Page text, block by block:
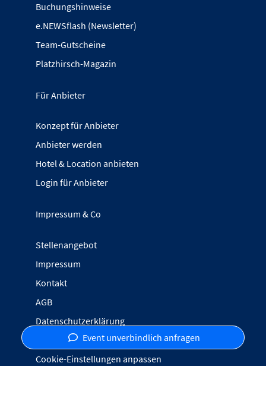
Event unverbindlich anfragen
Buchungshinweise
e.NEWSflash (Newsletter)
Team-Gutscheine
Platzhirsch-Magazin
Für Anbieter
Konzept für Anbieter
Anbieter werden
Hotel & Location anbieten
Login für Anbieter
Impressum & Co
Stellenangebot
Impressum
Kontakt
AGB
Datenschutzerklärung
Inhalte melden
Cookie-Einstellungen anpassen